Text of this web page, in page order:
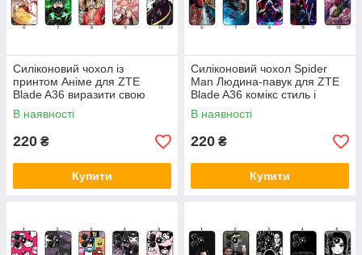
Силіконовий чохол із
принтом Аніме для ZTE
Blade A36 виразити свою
фанатську любов до Аніме
В наявності
220 ₴
Купити
Силіконовий чохол Spider
Man Людина-павук для ZTE
Blade A36 комікс стиль і
захист
В наявності
220 ₴
Купити